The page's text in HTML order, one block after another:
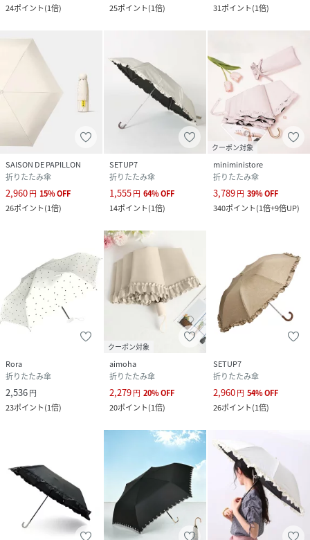
24ポイント(1倍) 25ポイント(1倍) 31ポイント(1倍)
SAISON DE PAPILLON
折りたたみ傘
2,960円 15%OFF
26ポイント(1倍)
SETUP7
折りたたみ傘
1,555円 64%OFF
14ポイント(1倍)
クーポン対象
miniministore
折りたたみ傘
3,789円 39%OFF
340ポイント(1倍+9倍UP)
Rora
折りたたみ傘
2,536円
23ポイント(1倍)
クーポン対象
aimoha
折りたたみ傘
2,279円 20%OFF
20ポイント(1倍)
SETUP7
折りたたみ傘
2,960円 54%OFF
26ポイント(1倍)